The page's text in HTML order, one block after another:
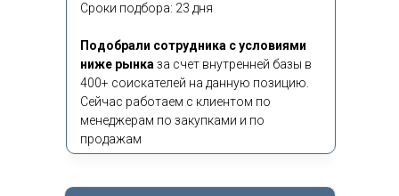
Сроки подбора: 23 дня
Подобрали сотрудника с условиями
ниже рынка за счет внутренней базы в
400+ соискателей на данную позицию.
Сейчас работаем с клиентом по
менеджерам по закупками и по
продажам